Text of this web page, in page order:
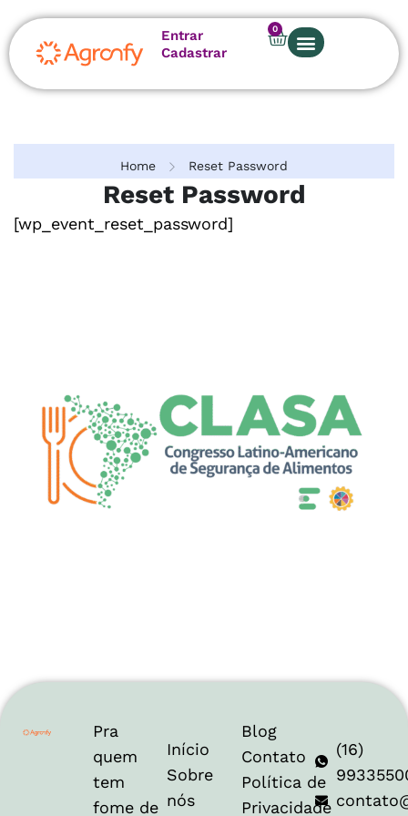
Entrar
Cadastrar
0
Home Reset Password
Reset Password
[wp_event_reset_password]
Pra
quem
tem
fome de
Início
Sobre
nós
Blog
Contato
Política de
Privacidade
(16)